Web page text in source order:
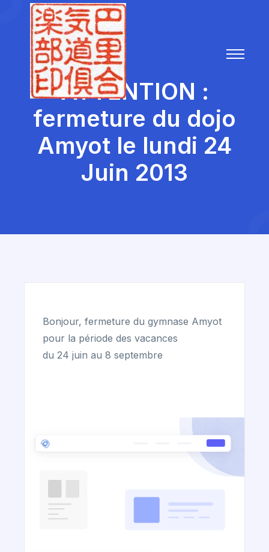
ATTENTION :
fermeture du dojo
Amyot le lundi 24
Juin 2013
Bonjour, fermeture du gymnase Amyot
pour la période des vacances
du 24 juin au 8 septembre